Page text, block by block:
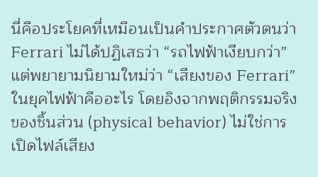
นี่คือประโยคที่เหมือนเป็นคำประกาศตัวตนว่า
Ferrari ไม่ได้ปฏิเสธว่า “รถไฟฟ้าเงียบกว่า”
แต่พยายามนิยามใหม่ว่า “เสียงของ Ferrari”
ในยุคไฟฟ้าคืออะไร โดยอิงจากพฤติกรรมจริง
ของชิ้นส่วน (physical behavior) ไม่ใช่การ
เปิดไฟล์เสียง